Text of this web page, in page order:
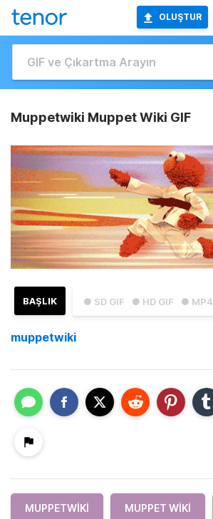
OLUŞTUR
Muppetwiki Muppet Wiki GIF
● SD GIF ● HD GIF ● MP4
BAŞLIK
muppetwiki
MUPPETWIKI MUPPET WIKI